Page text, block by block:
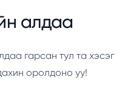
алдаа
гарсан тул та хэсэг
оролдоно уу!